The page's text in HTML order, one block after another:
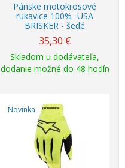
Pánske motokrosové
rukavice 100% -USA
BRISKER - šedé
35,30 €
Skladom u dodávateľa,
dodanie možné do 48 hodín
Novinka